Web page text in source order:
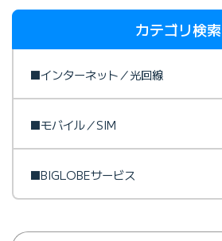
カテゴリ検索
■インターネット／光回線
■モバイル／SIM
■BIGLOBEサービス